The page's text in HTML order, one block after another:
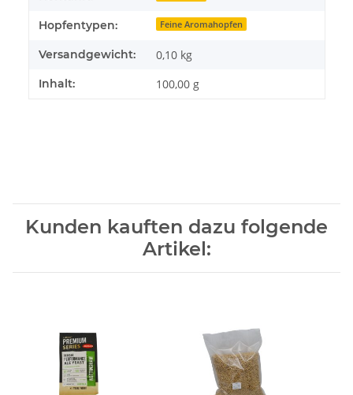
Hopfentypen: Feine Aromahopfen
Versandgewicht: 0,10 kg
Inhalt: 100,00 g
Kunden kauften dazu folgende
Artikel: